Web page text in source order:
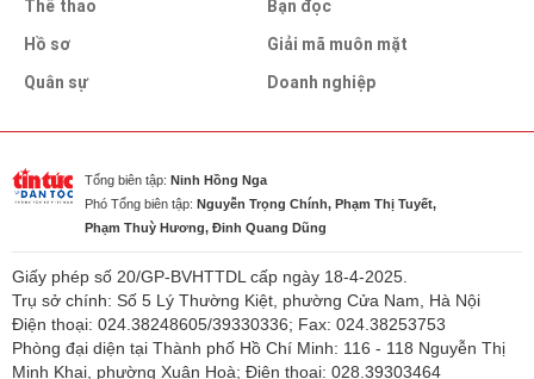
Thể thao
Hồ sơ
Quân sự
Bạn đọc
Giải mã muôn mặt
Doanh nghiệp
Tổng biên tập: Ninh Hồng Nga
Phó Tổng biên tập: Nguyễn Trọng Chính, Phạm Thị Tuyết,
Phạm Thuỳ Hương, Đinh Quang Dũng
Giấy phép số 20/GP-BVHTTDL cấp ngày 18-4-2025.
Trụ sở chính: Số 5 Lý Thường Kiệt, phường Cửa Nam, Hà Nội
Điện thoại: 024.38248605/39330336; Fax: 024.38253753
Phòng đại diện tại Thành phố Hồ Chí Minh: 116 - 118 Nguyễn Thị
Minh Khai, phường Xuân Hoà; Điện thoại: 028.39303464